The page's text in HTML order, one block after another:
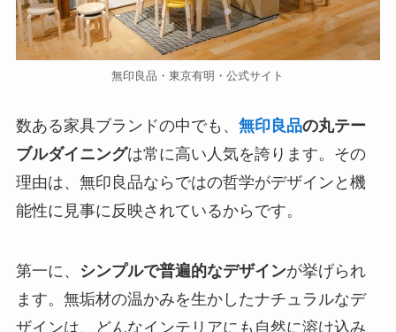
無印良品・東京有明・公式サイト
数ある家具ブランドの中でも、 無印良品の丸テー
ブルダイニングは常に高い人気を誇ります。その
理由は、無印良品ならではの哲学がデザインと機
能性に見事に反映されているからです。
第一に、 シンプルで普遍的なデザインが挙げられ
ます。無垢材の温かみを生かしたナチュラルなデ
ザインは、どんなインテリアにも自然に溶け込み